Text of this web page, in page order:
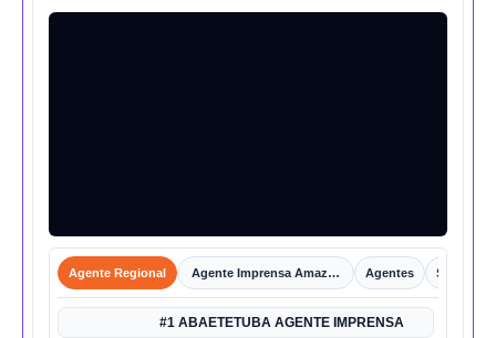
Agente Regional Agente Imprensa Amazônica Agentes Shorts
#1 ABAETETUBA AGENTE IMPRENSA